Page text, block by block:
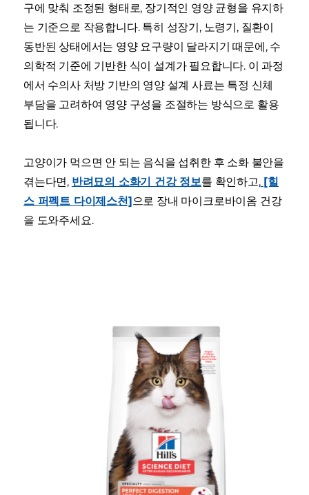
구에 맞춰 조정된 형태로, 장기적인 영양 균형을 유지하
는 기준으로 작용합니다. 특히 성장기, 노령기, 질환이
동반된 상태에서는 영양 요구량이 달라지기 때문에, 수
의학적 기준에 기반한 식이 설계가 필요합니다. 이 과정
에서 수의사 처방 기반의 영양 설계 사료는 특정 신체
부담을 고려하여 영양 구성을 조절하는 방식으로 활용
됩니다.
고양이가 먹으면 안 되는 음식을 섭취한 후 소화 불안을
겪는다면, 반려묘의 소화기 건강 정보를 확인하고,[힐
스 퍼펙트 다이제스천]으로 장내 마이크로바이옴 건강
을 도와주세요.